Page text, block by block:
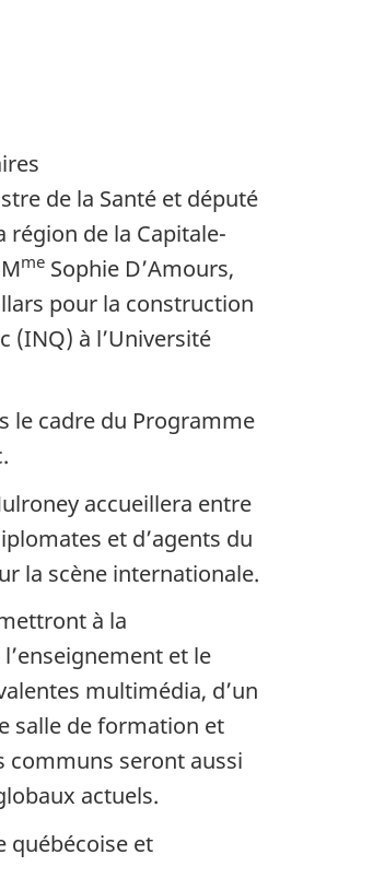
de la Santé et député
région de la Capitale-
me Sophie D’Amours,
pour la construction
(INQ) à l’Université
le cadre du Programme
accueillera entre
et d’agents du
la scène internationale.
à la
et le
multimédia, d’un
salle de formation et
communs seront aussi
actuels.
québécoise et